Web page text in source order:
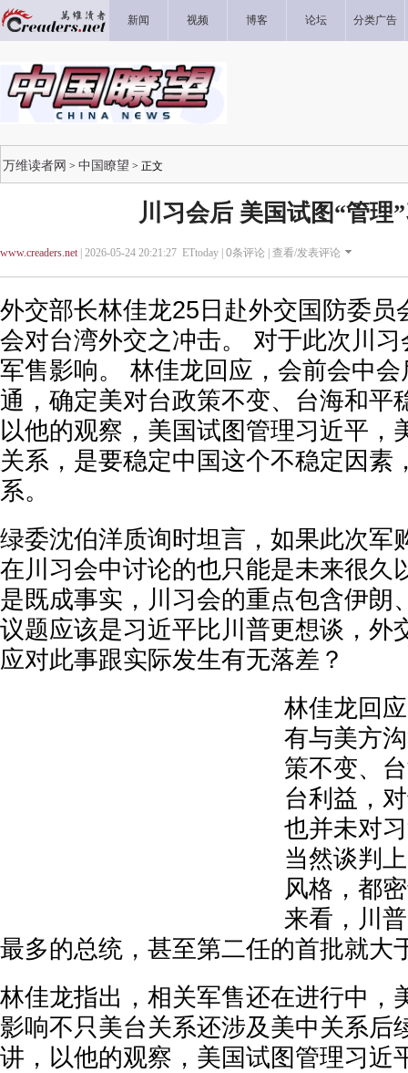
新闻 视频 博客 论坛 分类广告
万维读者网 > 中国瞭望 > 正文
川习会后 美国试图“管理
www.creaders.net| 2026-05-24 20:21:27 ETtoday | 0条评论 | 查看/发表评论
外交部长林佳龙25日赴外交国防委员
会对台湾外交之冲击。 对于此次川
军售影响。 林佳龙回应，会前会中
通，确定美对台政策不变、台海和平
以他的观察，美国试图管理习近平，
关系，是要稳定中国这个不稳定因素
系。
绿委沈伯洋质询时坦言，如果此次军
在川习会中讨论的也只能是未来很久
是既成事实，川习会的重点包含伊朗
议题应该是习近平比川普更想谈，外
应对此事跟实际发生有无落差？
林佳龙回
有与美方
策不变、
台利益，
也并未对
当然谈判
风格，都
来看，川
最多的总统，甚至第二任的首批就大
林佳龙指出，相关军售还在进行中，
影响不只美台关系还涉及美中关系后
讲，以他的观察，美国试图管理习近